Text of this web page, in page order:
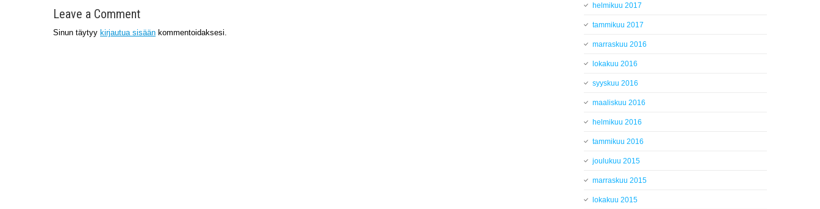
Leave a Comment
Sinun täytyy kirjautua sisään kommentoidaksesi.
helmikuu 2017
tammikuu 2017
marraskuu 2016
lokakuu 2016
syyskuu 2016
maaliskuu 2016
helmikuu 2016
tammikuu 2016
joulukuu 2015
marraskuu 2015
lokakuu 2015